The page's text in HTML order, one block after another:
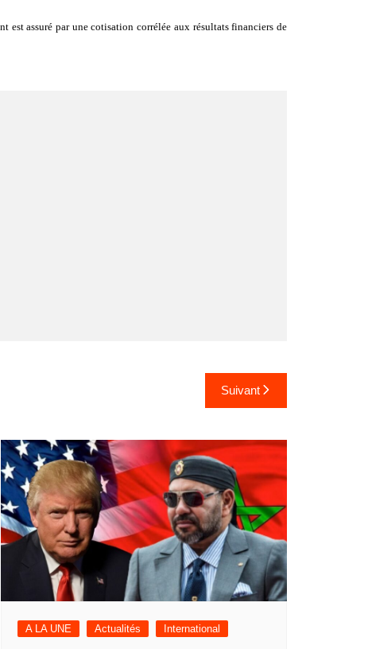
assuré par une cotisation corrélée aux résultats financiers de
Suivant
A LA UNE Actualités International